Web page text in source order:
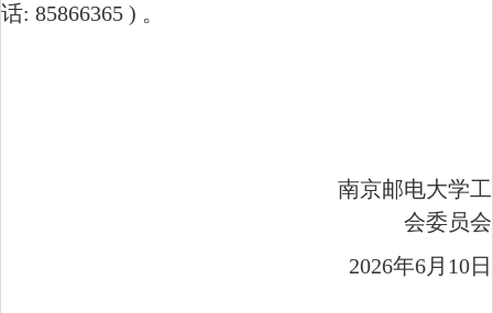
话: 85866365 ) 。
南京邮电大学工
会委员会
2026年6月 10日